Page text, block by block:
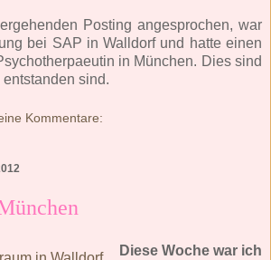
Posting angesprochen, war
bei SAP in Walldorf und hatte einen
in München. Dies sind
sind.
Kommentare:
Diese Woche war ich